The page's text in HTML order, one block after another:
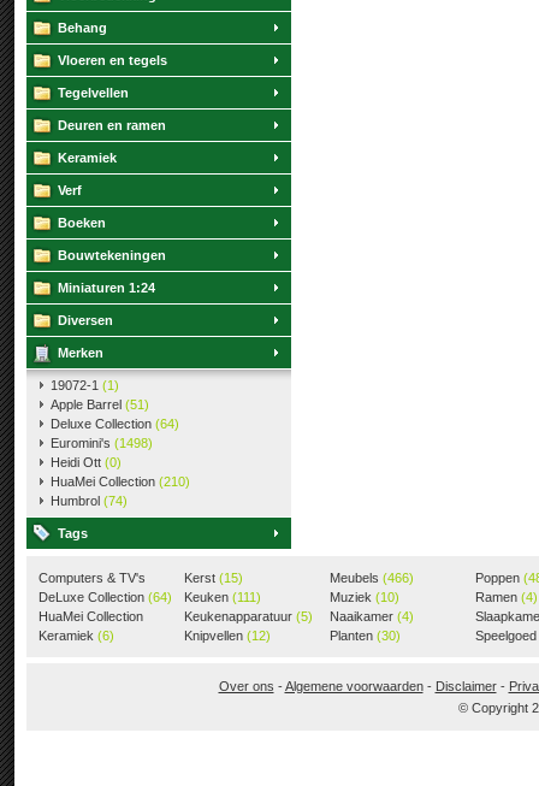
Behang
Vloeren en tegels
Tegelvellen
Deuren en ramen
Keramiek
Verf
Boeken
Bouwtekeningen
Miniaturen 1:24
Diversen
Merken
19072-1 (1)
Apple Barrel (51)
Deluxe Collection (64)
Euromini's (1498)
Heidi Ott (0)
HuaMei Collection (210)
Humbrol (74)
Tags
Computers & TV's
(18)
DeLuxe Collection (64)
HuaMei Collection
(205)
Keramiek (6)
Kerst (15)
Keuken (111)
Keukenapparatuur (5)
Knipvellen (12)
Meubels (466)
Muziek (10)
Naaikamer (4)
Planten (30)
Poppen
Ramen (4)
Speelgoed
Over ons -Algemene voorwaarden- Disclaimer-
© Copyright